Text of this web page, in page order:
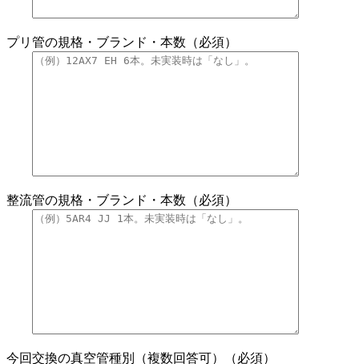
プリ管の規格・ブランド・本数（必須）
整流管の規格・ブランド・本数（必須）
今回交換の真空管種別（複数回答可）（必須）